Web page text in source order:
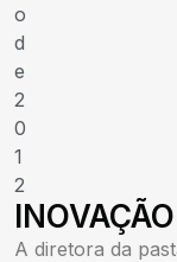
o
d
e
2
0
1
2
INOVAÇÃO
A diretora da